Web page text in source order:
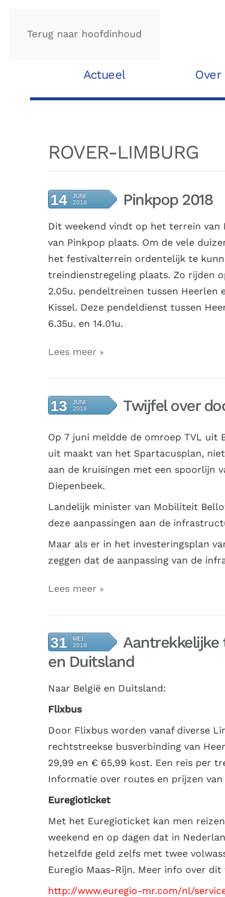
Terug naar hoofdinhoud
Actueel Over
ROVER-LIMBURG
14
JUNI
2018
Pinkpop 2018
Dit weekend vindt op het terrein van
van Pinkpop plaats. Om de vele
het festivalterrein ordentelijk te
treindienstregeling plaats. Zo rijden
2.05u. pendeltreinen tussen
Kissel. Deze pendeldienst tussen
6.35u. en 14.01u.
Lees meer
13
JUNI
2018
Twijfel over
Op 7 juni meldde de omroep TVL
uit maakt van het Spartacusplan,
aan de kruisingen met een spoorlijn
Diepenbeek.
Landelijk minister van Mobiliteit
deze aanpassingen aan de
Maar als er in het investeringsplan
zeggen dat de aanpassing van de
Lees meer
31
MEI
2018
Aantrekkelijke
en Duitsland
Naar België en Duitsland:
Flixbus
Door Flixbus worden vanaf diverse
rechtstreekse busverbinding van
29,99 en € 65,99 kost. Een reis per
Informatie over routes en prijzen
Euregioticket
Met het Euregioticket kan men
weekend en op dagen dat in
hetzelfde geld zelfs met twee
Euregio Maas-Rijn. Meer info over
http://www.euregio-mr.com/nl/